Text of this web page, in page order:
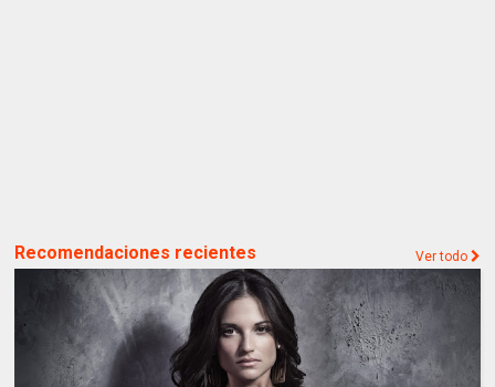
Recomendaciones recientes Ver todo